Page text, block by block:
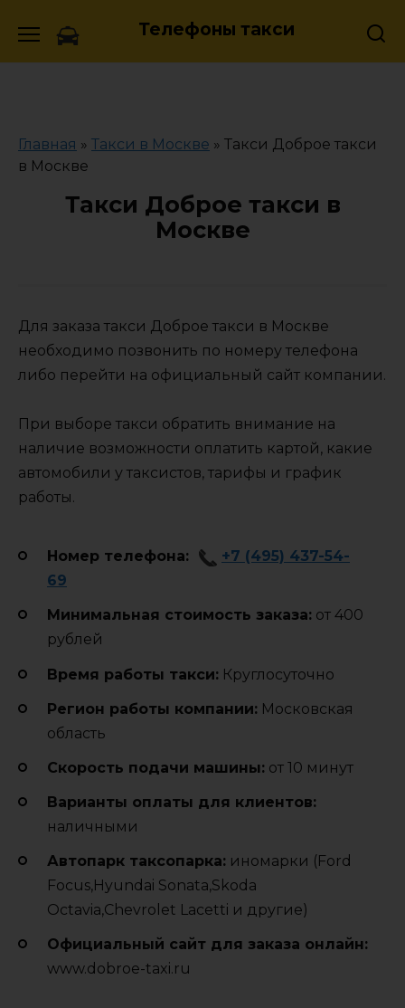
Телефоны такси
Главная » Такси в Москве » Такси Доброе такси
в Москве
Такси Доброе такси в
Москве
Для заказа такси Доброе такси в Москве
необходимо позвонить по номеру телефона
либо перейти на официальный сайт компании.
При выборе такси обратить внимание на
наличие возможности оплатить картой, какие
автомобили у таксистов, тарифы и график
работы.
Номер телефона:
+7 (495) 437-54-
69
Минимальная стоимость заказа: от 400
рублей
Время работы такси: Круглосуточно
Регион работы компании: Московская
область
Cкорость подачи машины: от 10 минут
Варианты оплаты для клиентов:
наличными
Автопарк таксопарка: иномарки (Ford
Focus,Hyundai Sonata,Skoda
Octavia,Chevrolet Lacetti и другие)
Официальный сайт для заказа онлайн:
www.dobroe-taxi.ru